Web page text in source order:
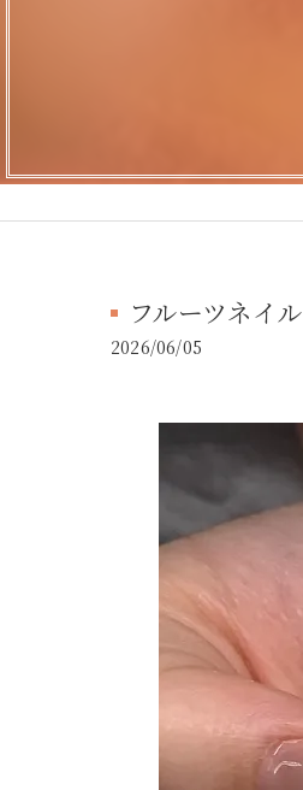
フルーツネイル
2026/06/05